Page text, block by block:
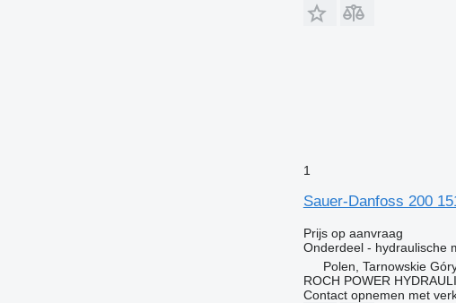
1
Sauer-Danfoss 200
Prijs op aanvraag
Onderdeel - hydraulische
Polen, Tarnowskie
ROCH POWER
Contact opnemen met